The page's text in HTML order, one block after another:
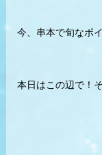
今、串本で旬なポ
本日はこの辺で！